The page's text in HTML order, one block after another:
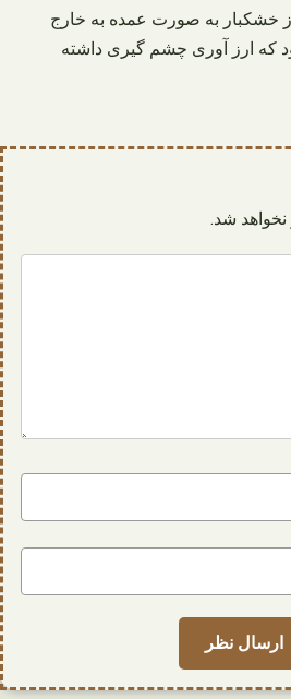
از خشکبار به صورت عمده به خارج
که ارز آوری چشم گیری داشته
شد.